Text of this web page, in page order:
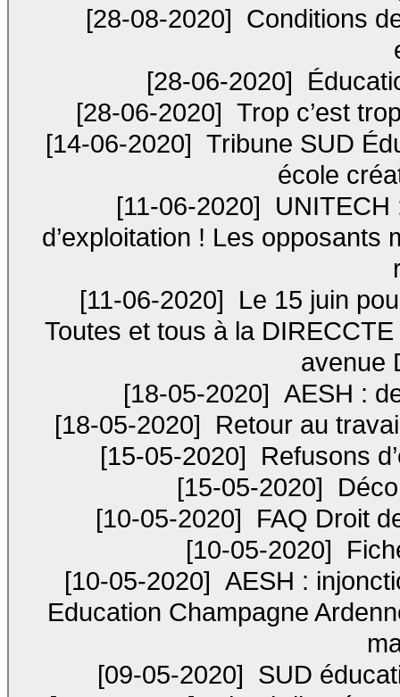
[28-08-2020] Conditions
[28-06-2020]
[28-06-2020] Trop c’est
[14-06-2020] Tribune SUD
école
[11-06-2020]
UNITECH
d’exploitation ! Les
[11-06-2020]
Le 15 juin
Toutes et tous à la
avenue
[18-05-2020] AESH :
[18-05-2020]
Retour au
[15-05-2020]
Refusons
[15-05-2020]
[10-05-2020]
FAQ Droit
[10-05-2020]
[10-05-2020] AESH :
Education Champagne
[09-05-2020] SUD